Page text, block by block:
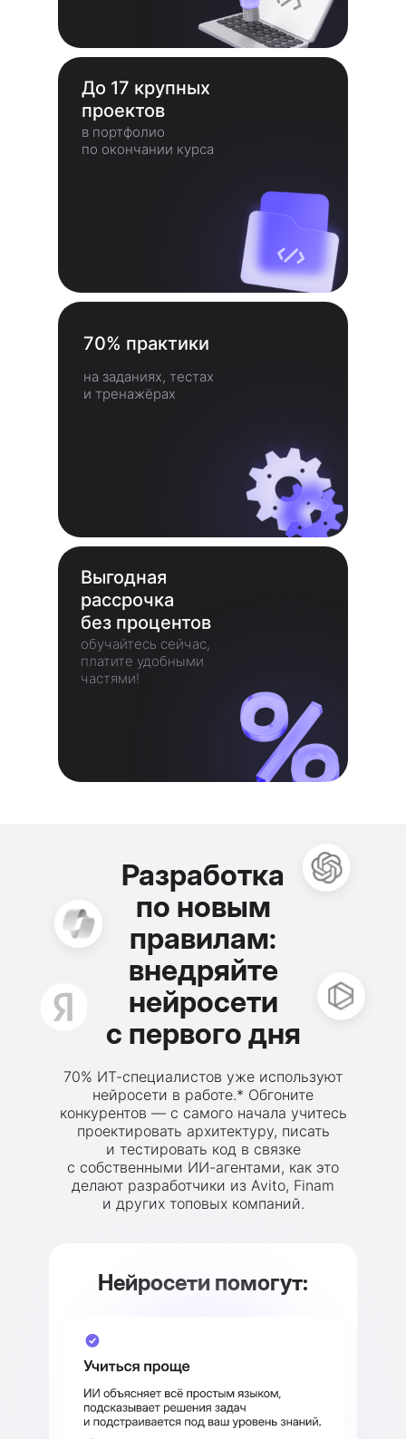
До 17 крупных
проектов
в портфолио
по окончании курса
70% практики
на заданиях, тестах
и тренажёрах
Выгодная
рассрочка
без процентов
обучайтесь сейчас,
платите удобными
частями!
70% ИТ-специалистов уже используют
нейросети в работе.* Обгоните
конкурентов — с самого начала учитесь
проектировать архитектуру, писать
и тестировать код в связке
с собственными ИИ-агентами, как это
делают разработчики из Avito, Finam
и других топовых компаний.
Нейросети помогут:
Разработка
по новым
правилам:
внедряйте
нейросети
с первого дня